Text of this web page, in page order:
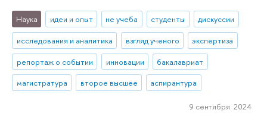
Наука идеи и опыт не учеба студенты
дискуссии
исследования и аналитика
взгляд ученого
экспертиза
репортаж о событии
инновации
бакалавриат
магистратура
второе высшее аспирантура
9 сентября 2024